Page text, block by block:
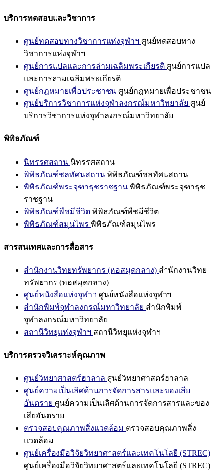
บริการทดสอบและวิชาการ
ศูนย์ทดสอบทางวิชาการแห่งจุฬาฯ ศูนย์ทดสอบทาง
วิชาการแห่งจุฬาฯ
ศูนย์การแปลและการล่ามเฉลิมพระเกียรติ ศูนย์การแปล
และการล่ามเฉลิมพระเกียรติ
ศูนย์กฎหมายเพื่อประชาชน ศูนย์กฎหมายเพื่อประชาชน
ศูนย์บริการวิชาการแห่งจุฬาลงกรณ์มหาวิทยาลัย ศูนย์
บริการวิชาการแห่งจุฬาลงกรณ์มหาวิทยาลัย
พิพิธภัณฑ์
นิทรรศสถาน นิทรรศสถาน
พิพิธภัณฑ์ชลทัศนสถาน พิพิธภัณฑ์ชลทัศนสถาน
พิพิธภัณฑ์พระจุฑาธุชราชฐาน พิพิธภัณฑ์พระจุฑาธุช
ราชฐาน
พิพิธภัณฑ์พืชมีชีวิต พิพิธภัณฑ์พืชมีชีวิต
พิพิธภัณฑ์สมุนไพร พิพิธภัณฑ์สมุนไพร
สารสนเทศและการสื่อสาร
สำนักงานวิทยทรัพยากร (หอสมุดกลาง) สำนักงานวิทย
ทรัพยากร (หอสมุดกลาง)
ศูนย์หนังสือแห่งจุฬาฯ ศูนย์หนังสือแห่งจุฬาฯ
สำนักพิมพ์จุฬาลงกรณ์มหาวิทยาลัย สำนักพิมพ์
จุฬาลงกรณ์มหาวิทยาลัย
สถานีวิทยุแห่งจุฬาฯ สถานีวิทยุแห่งจุฬาฯ
บริการตรวจวิเคราะห์คุณภาพ
ศูนย์วิทยาศาสตร์ฮาลาล ศูนย์วิทยาศาสตร์ฮาลาล
ศูนย์ความเป็นเลิศด้านการจัดการสารและของเสีย
อันตราย ศูนย์ความเป็นเลิศด้านการจัดการสารและของ
เสียอันตราย
ตรวจสอบคุณภาพสิ่งแวดล้อม ตรวจสอบคุณภาพสิ่ง
แวดล้อม
ศูนย์เครื่องมือวิจัยวิทยาศาสตร์และเทคโนโลยี (STREC)
ศูนย์เครื่องมือวิจัยวิทยาศาสตร์และเทคโนโลยี (STREC)